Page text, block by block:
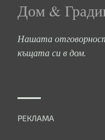
Дом &
Нашата
къщата си в дом.
РЕКЛАМА